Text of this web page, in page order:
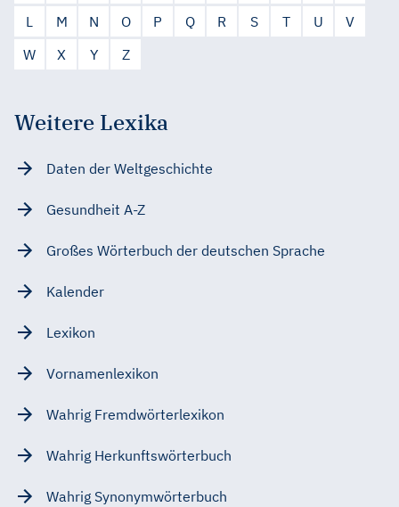
L
M N O P Q R S T U
V
W
X Y Z
Weitere Lexika
Daten der Weltgeschichte
Gesundheit A-Z
Großes Wörterbuch der deutschen Sprache
Kalender
Lexikon
Vornamenlexikon
Wahrig Fremdwörterlexikon
Wahrig Herkunftswörterbuch
Wahrig Synonymwörterbuch